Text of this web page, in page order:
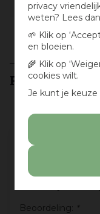
privacy
weten? Lees
🌱 Klik op
en bloeien.
🌾 Klik op
cookies wilt.
Je kunt je keuze
Geur
Recensies
Schrijf een
Deel jouw
Beoordeling:
*